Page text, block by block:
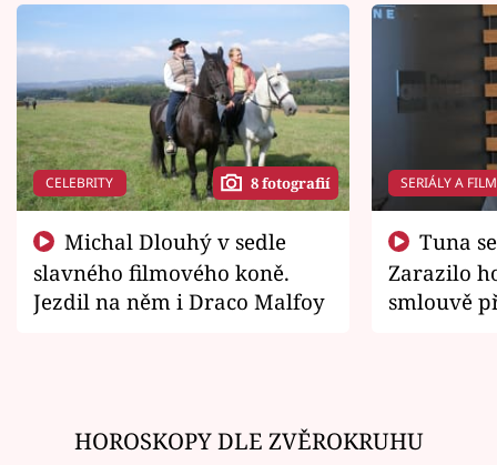
CELEBRITY 8 fotografií
slavného filmového koně.
Jezdil na něm i Draco Malfoy
SERIÁLY A
Zarazilo
smlouvě
HOROSKOPY DLE ZVĚROKRUHU